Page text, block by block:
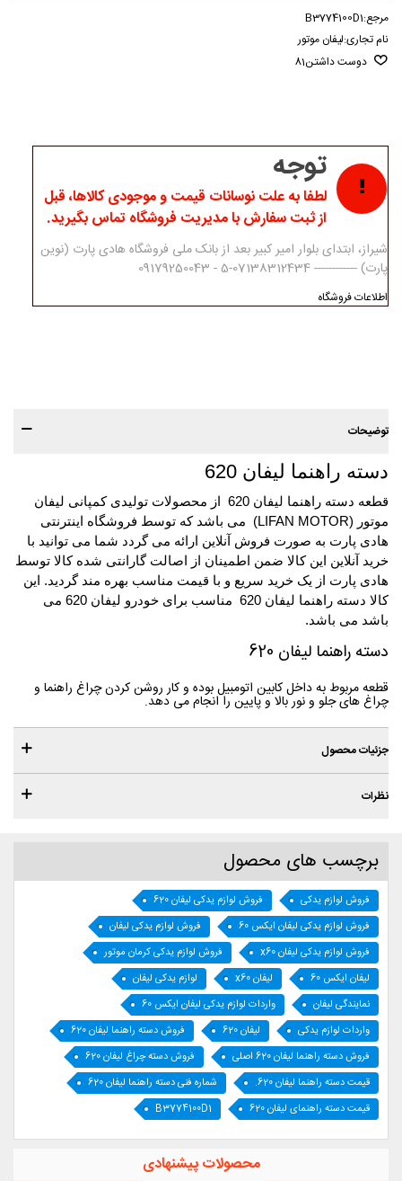
مرجع:B3774100D1
نام تجاری:لیفان موتور
دوست داشتن81
توجه
لطفا به علت نوسانات قیمت و موجودی کالاها، قبل
از ثبت سفارش با مدیریت فروشگاه تماس بگیرید.
شیراز، ابتدای بلوار امیر کبیر بعد از بانک ملی فروشگاه هادی پارت (نوین
پارت) ------------ 07138312434-5 - 09179250043
اطلاعات فروشگاه
توضیحات
دسته راهنما لیفان 620
قطعه دسته راهنما لیفان 620 از محصولات تولیدی کمپانی لیفان
موتور (LIFAN MOTOR) می باشد که توسط فروشگاه اینترنتی
هادی پارت به صورت فروش آنلاین ارائه می گردد شما می توانید با
خرید آنلاین این کالا ضمن اطمینان از اصالت گارانتی شده کالا توسط
هادی پارت از یک خرید سریع و با قیمت مناسب بهره مند گردید. این
کالا دسته راهنما لیفان 620 مناسب برای خودرو لیفان 620 می
باشد می باشد.
دسته راهنما لیفان 620
قطعه مربوط به داخل کابین اتومبیل بوده و کار روشن کردن چراغ راهنما و
چراغ های جلو و نور بالا و پایین را انجام می دهد.
جزئیات محصول
نظرات
برچسب های محصول
فروش لوازم یدکی
فروش لوازم یدکی لیفان 620
فروش لوازم یدکی لیفان ایکس 60
فروش لوازم یدکی لیفان
فروش لوازم یدکی لیفان x60
فروش لوازم یدکی کرمان موتور
لیفان ایکس 60
لیفان x60
لوازم یدکی لیفان
نمایندگی لیفان
واردات لوازم یدکی لیفان ایکس 60
واردات لوازم یدکی
لیفان 620
فروش دسته راهنما لیفان 620
فروش دسته راهنما لیفان 620 اصلی
فروش دسته چراغ لیفان 620
قیمت دسته راهنما لیفان 620.
شماره فنی دسته راهنما لیفان 620
قیمت دسته راهنمای لیفان 620
B3774100D1
محصولات پیشنهادی